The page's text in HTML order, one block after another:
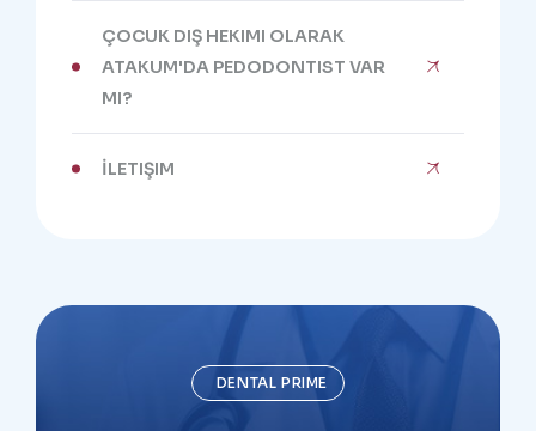
ÇOCUK DIŞ HEKIMI OLARAK
ATAKUM'DA PEDODONTIST VAR
MI?
İLETIŞIM
DENTAL PRIME